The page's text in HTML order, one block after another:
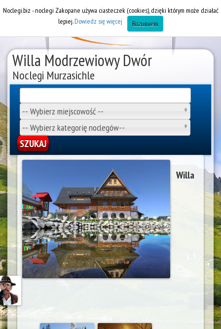
Willa Modrzewiowy Dwór
Noclegi Murzasichle
-- Wybierz miejscowość --
-- Wybierz kategorię noclegów--
zweryfikowany
Willa
Noclegi.biz - noclegi Zakopane używa ciasteczek (cookies), dzięki którym może działać
lepiej.Dowiedz się więcej Rozumiem